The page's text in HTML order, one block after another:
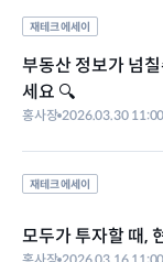
재테크 에세이
부동산 정보가 넘
세요 🔍
홍사장 2026.03.30 11:00
재테크 에세이
모두가 투자할 때,